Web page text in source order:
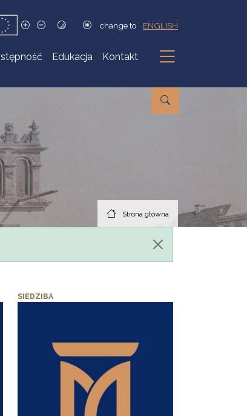
change to ENGLISH
Edukacja Kontakt
Podmenu
Strona główna
SIEDZIBA